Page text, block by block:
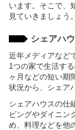
います。そこで、
見ていきましょう。
シェアハ
近年メディアなど
1つの家で生活す
ヶ月などの短い期
状況から、シェア
シェアハウスの仕
ビングやダイニン
め、料理などを他